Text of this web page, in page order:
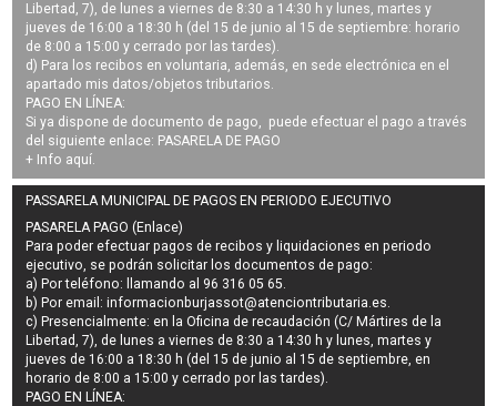
Libertad, 7), de lunes a viernes de 8:30 a 14:30 h y lunes, martes y
jueves de 16:00 a 18:30 h (del 15 de junio al 15 de septiembre: horario
de 8:00 a 15:00 y cerrado por las tardes).
d) Para los recibos en voluntaria, además, en sede electrónica en el
apartado mis datos/objetos tributarios.
PAGO EN LÍNEA:
Si ya dispone de documento de pago, puede efectuar el pago a través
del siguiente enlace: PASARELA DE PAGO
+ Info aquí.
PASSARELA MUNICIPAL DE PAGOS EN PERIODO EJECUTIVO
PASARELA PAGO (Enlace)
Para poder efectuar pagos derecibos y liquidaciones en periodo
ejecutivo , se podrán solicitar los documentos de pago:
a) Por teléfono: llamando al 96 316 05 65.
b) Por email:informacionburjassot@atenciontributaria.es
c) Presencialmente: en la Oficina de recaudación (C/ Mártires de la
Libertad, 7), de lunes a viernes de 8:30 a 14:30 h y lunes, martes y
jueves de 16:00 a 18:30 h (del 15 de junio al 15 de septiembre, en
horario de 8:00 a 15:00 y cerrado por las tardes).
PAGO EN LÍNEA: